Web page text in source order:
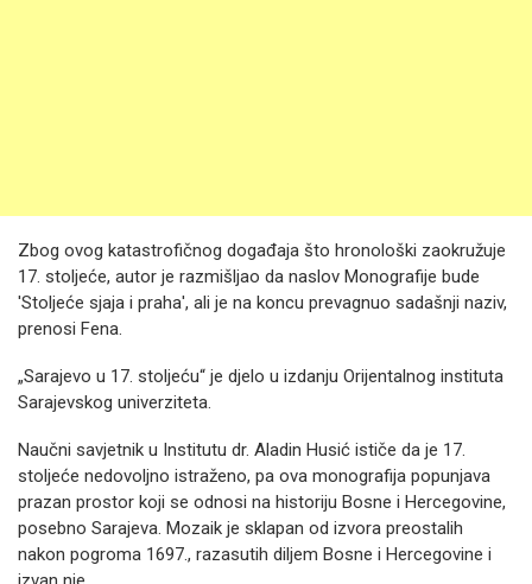
Zbog ovog katastrofičnog događaja što hronološki zaokružuje
17. stoljeće, autor je razmišljao da naslov Monografije bude
'Stoljeće sjaja i praha', ali je na koncu prevagnuo sadašnji naziv,
prenosi Fena.
„Sarajevo u 17. stoljeću“ je djelo u izdanju Orijentalnog instituta
Sarajevskog univerziteta.
Naučni savjetnik u Institutu dr. Aladin Husić ističe da je 17.
stoljeće nedovoljno istraženo, pa ova monografija popunjava
prazan prostor koji se odnosi na historiju Bosne i Hercegovine,
posebno Sarajeva. Mozaik je sklapan od izvora preostalih
nakon pogroma 1697., razasutih diljem Bosne i Hercegovine i